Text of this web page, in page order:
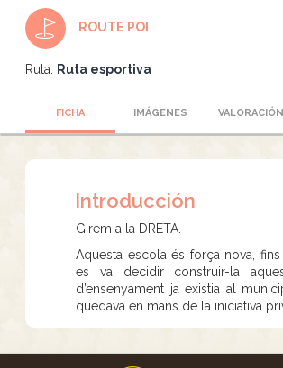
ROUTE POI
Ruta: Ruta esportiva
FICHA IMÁGENES VALORACIÓN
Introducción
Girem a la DRETA.
Aquesta escola és força nova,
es va decidir construir-la
d’ensenyament ja existia al
quedava en mans de la iniciativa